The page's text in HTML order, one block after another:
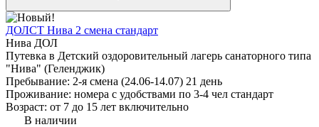
ДОЛСТ Нива 2 смена стандарт
Нива ДОЛ
Путевка в Детский оздоровительный лагерь санаторного типа
"Нива" (Геленджик)
Пребывание: 2-я смена (24.06-14.07) 21 день
Проживание: номера с удобствами по 3-4 чел стандарт
Возраст: от 7 до 15 лет включительно
В наличии